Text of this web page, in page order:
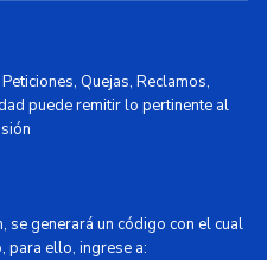
Quejas, Reclamos,
puede remitir lo pertinente al
generará un código con el cual
para ello, ingrese a: